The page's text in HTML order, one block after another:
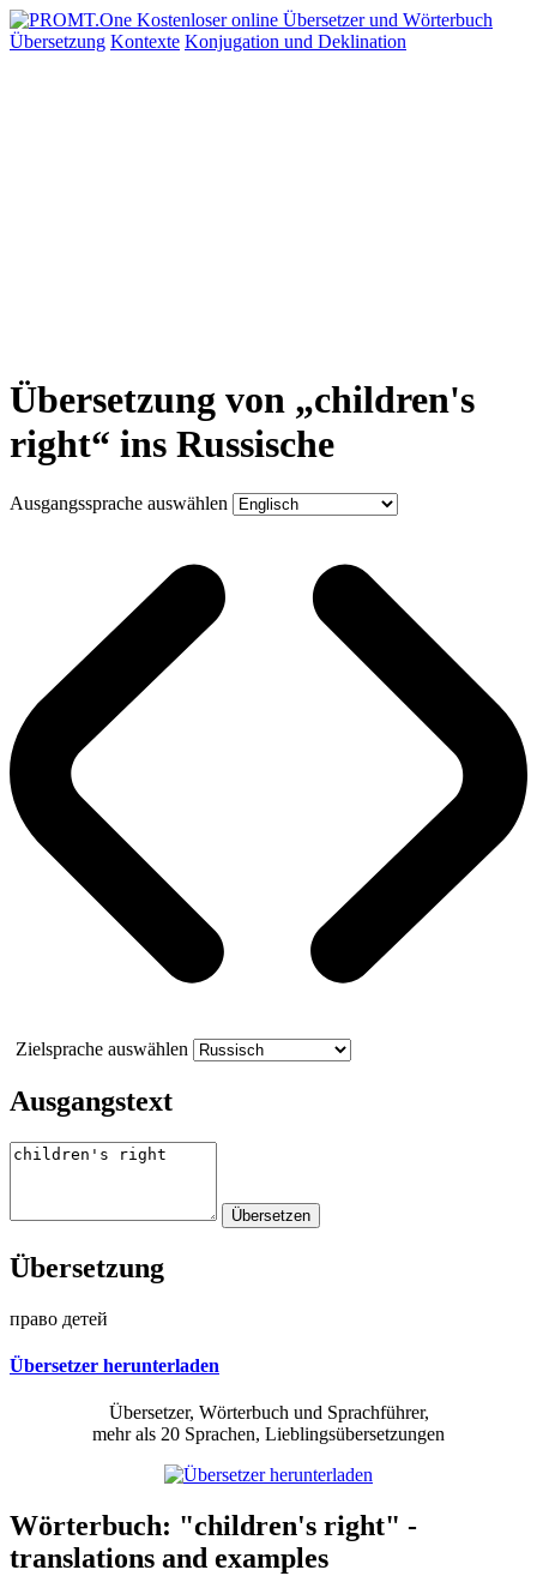
Übersetzung Kontexte Konjugation und Deklination
Übersetzung von „children's
right“ ins Russische
Ausgangssprache auswählen
Zielsprache auswählen
Ausgangstext
Übersetzung
право детей
Übersetzer herunterladen
Übersetzer, Wörterbuch und Sprachführer,
mehr als 20 Sprachen, Lieblingsübersetzungen
Wörterbuch: "children's right" -
translations and examples